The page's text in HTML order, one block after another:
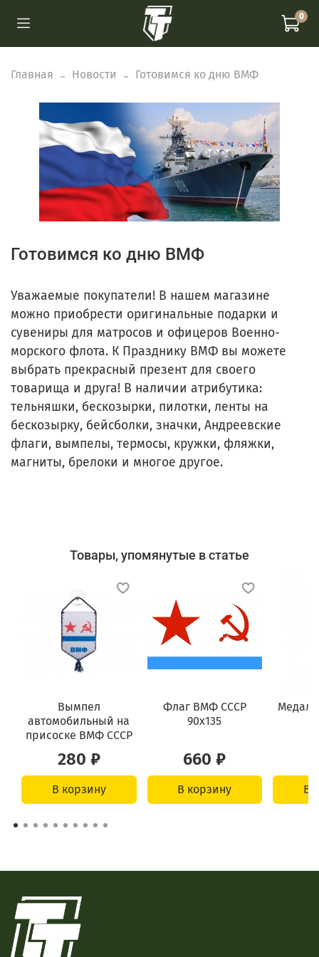
0
Главная Новости Готовимся ко дню ВМФ
Готовимся ко дню ВМФ
Уважаемые покупатели! В нашем магазине
можно приобрести оригинальные подарки и
сувениры для матросов и офицеров Военно-
морского флота. К Празднику ВМФ вы можете
выбрать прекрасный презент для своего
товарища и друга! В наличии атрибутика:
тельняшки, бескозырки, пилотки, ленты на
бескозырку, бейсболки, значки, Андреевские
флаги, вымпелы, термосы, кружки, фляжки,
магниты, брелоки и многое другое.
Товары, упомянутые в статье
Вымпел
автомобильный на
присоске ВМФ СССР
280 ₽
В корзину
Флаг ВМФ СССР
90х135
660 ₽
В корзину В